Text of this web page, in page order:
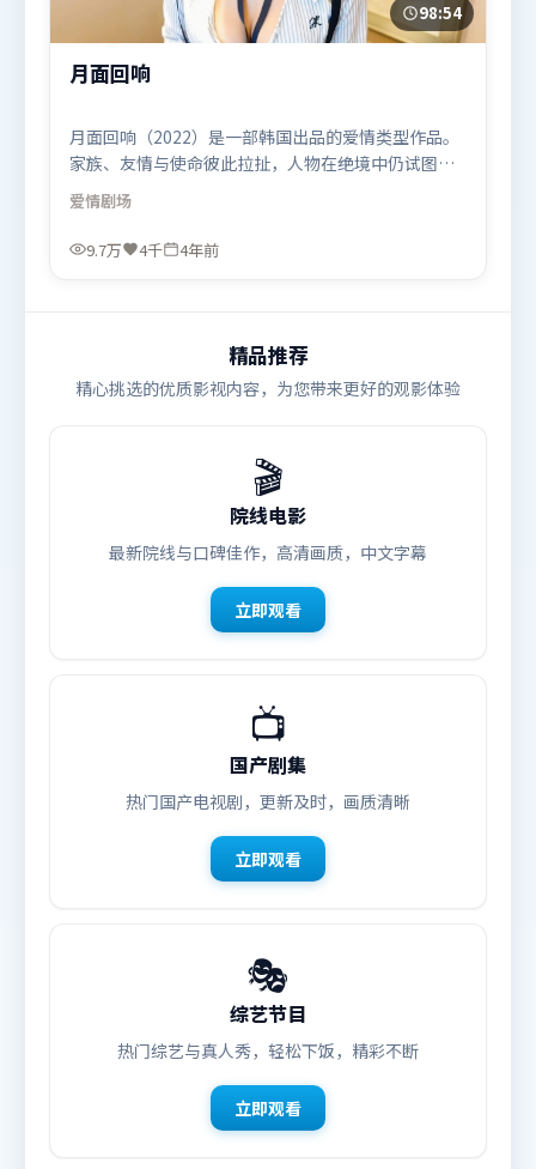
98:54
月面回响
月面回响（2022）是一部韩国出品的爱情类型作品。
家族、友情与使命彼此拉扯，人物在绝境中仍试图守
住心中微光。动作场面设计讲究空间与节奏，文戏部
分同样扎实耐嚼。由洪常秀执导，杨紫、河正宇、廖
凡，沈腾等联袂出演。影片于2022年7月23日（韩
爱情剧场
9.7万 4千 4年前
精品推荐
精心挑选的优质影视内容，为您带来更好的观影体验
🎬
院线电影
最新院线与口碑佳作，高清画质，中文字幕
立即观看
📺
国产剧集
热门国产电视剧，更新及时，画质清晰
立即观看
🎭
综艺节目
热门综艺与真人秀，轻松下饭，精彩不断
立即观看